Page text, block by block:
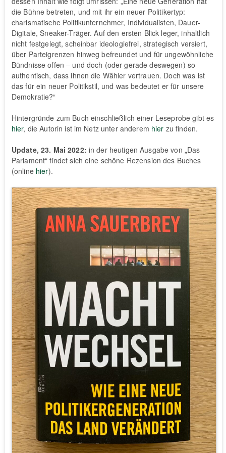
die Bühne betreten, und mit ihr ein neuer Politikertyp:
charismatische Politikunternehmer, Individualisten, Dauer-
Digitale, Sneaker-Träger. Auf den ersten Blick leger, inhaltlich
nicht festgelegt, scheinbar ideologiefrei, strategisch versiert,
über Parteigrenzen hinweg befreundet und für ungewöhnliche
Bündnisse offen – und doch (oder gerade deswegen) so
authentisch, dass ihnen die Wähler vertrauen. Doch was ist
das für ein neuer Politikstil, und was bedeutet er für unsere
Demokratie?“
Hintergründe zum Buch einschließlich einer Leseprobe gibt es
hier, die Autorin ist im Netz unter anderem hier zu finden.
Update, 23. Mai 2022: in der heutigen Ausgabe von „Das
Parlament“ findet sich eine schöne Rezension des Buches
(online hier).